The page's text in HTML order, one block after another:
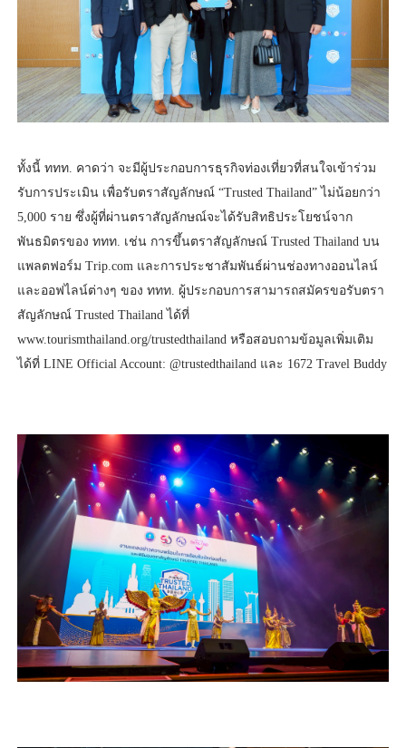
ทั้งนี้ ททท. คาดว่า จะมีผู้ประกอบการธุรกิจท่องเที่ยวที่สนใจเข้าร่วม
รับการประเมิน เพื่อรับตราสัญลักษณ์ “Trusted Thailand” ไม่น้อยกว่า
5,000 ราย ซึ่งผู้ที่ผ่านตราสัญลักษณ์จะได้รับสิทธิประโยชน์จาก
พันธมิตรของ ททท. เช่น การขึ้นตราสัญลักษณ์ Trusted Thailand บน
แพลตฟอร์ม Trip.com และการประชาสัมพันธ์ผ่านช่องทางออนไลน์
และออฟไลน์ต่างๆ ของ ททท. ผู้ประกอบการสามารถสมัครขอรับตรา
สัญลักษณ์ Trusted Thailand ได้ที่
www.tourismthailand.org/trustedthailand หรือสอบถามข้อมูลเพิ่มเติม
ได้ที่ LINE Official Account: @trustedthailand และ 1672 Travel Buddy